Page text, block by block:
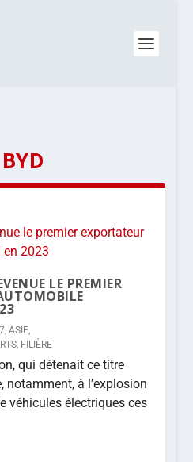
BYD
LE PREMIER
, ASIE,
, FILIÈRE
qui détenait ce titre
notamment, à l’explosion
véhicules électriques ces